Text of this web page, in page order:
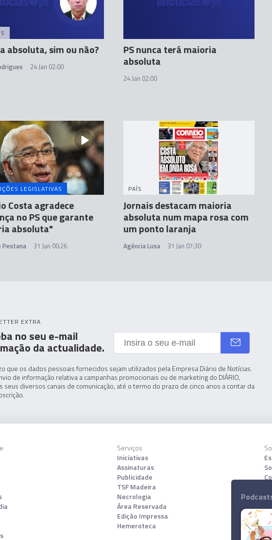
absoluta, sim ou não?
24 Jan 02:00
PS nunca terá maioria
absoluta
24 Jan 02:00
LEGISLATIVAS
Costa agradece
no PS que garante
absoluta"
Pestana 31 Jan 00:26
PAÍS
Jornais destacam maioria
absoluta num mapa rosa com
um ponto laranja
Agência Lusa 31 Jan 07:30
EXTRA
no seu e-mail
da actualidade.
que os dados pessoais fornecidos sejam utilizados pela Empresa Diário de Notícias.
de informação relativa a campanhas promocionais ou de marketing do DIÁRIO,
seus diversos canais de comunicação, até o termo do prazo de cinco anos a contar da
Serviços
Iniciativas
Assinaturas
Publicidade
TSF Madeira
Necrologia
Área Reservada
Edição Impressa
Hemeroteca